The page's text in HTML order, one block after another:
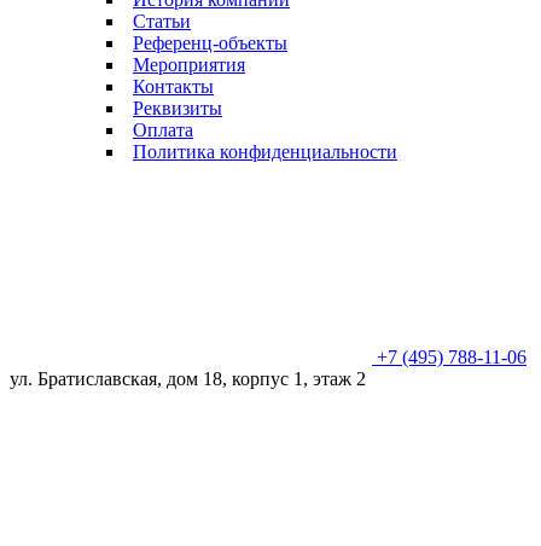
Статьи
Референц-объекты
Мероприятия
Контакты
Реквизиты
Оплата
Политика конфиденциальности
+7 (495) 788-11-06
ул. Братиславская, дом 18, корпус 1, этаж 2